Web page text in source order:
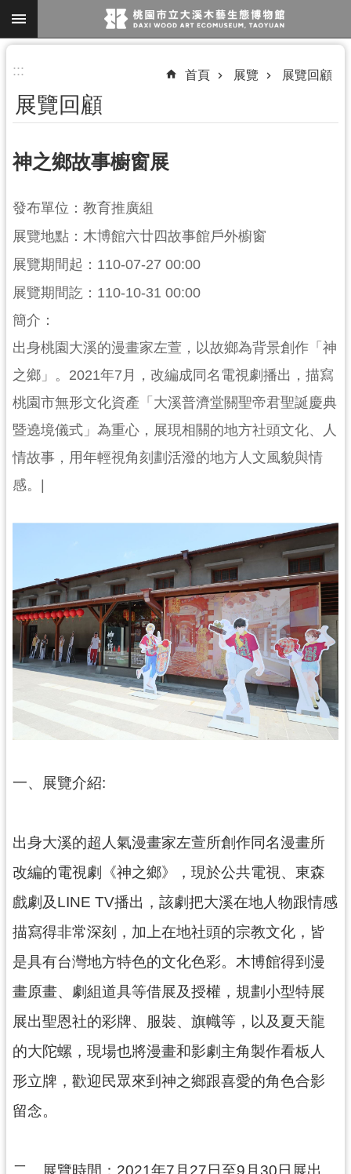
跳到主要內容區塊
搜
尋
參
資
訊
展
覽
便
服
務
活
動
研
源
認
識
木
訊
息
園
版
品
文
創
商
品
回
首
::: 首頁 展覽 展覽回顧
展覽回顧
神之鄉故事櫥窗展
發布單位：教育推廣組
展覽地點：木博館六廿四故事館戶外櫥窗
展覽期間起：110-07-27 00:00
展覽期間訖：110-10-31 00:00
簡介：
出身桃園大溪的漫畫家左萱，以故鄉為背景創作「神
之鄉」。2021年7月，改編成同名電視劇播出，描寫
桃園市無形文化資產「大溪普濟堂關聖帝君聖誕慶典
暨遶境儀式」為重心，展現相關的地方社頭文化、人
情故事，用年輕視角刻劃活潑的地方人文風貌與情
感。|
一、展覽介紹:
出身大溪的超人氣漫畫家左萱所創作同名漫畫所
改編的電視劇《神之鄉》，現於公共電視、東森
戲劇及LINE TV播出，該劇把大溪在地人物跟情感
描寫得非常深刻，加上在地社頭的宗教文化，皆
是具有台灣地方特色的文化色彩。木博館得到漫
畫原畫、劇組道具等借展及授權，規劃小型特展
展出聖恩社的彩牌、服裝、旗幟等，以及夏天龍
的大陀螺，現場也將漫畫和影劇主角製作看板人
形立牌，歡迎民眾來到神之鄉跟喜愛的角色合影
留念。
二、展覽時間：2021年7月27日至9月30日展出。